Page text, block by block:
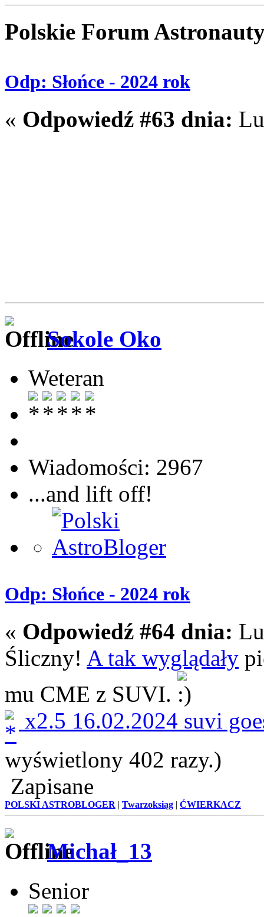
Polskie Forum
Odp: Słońce - 2024 rok
« Odpowiedź #63 dnia:
Sokole Oko
Weteran
Wiadomości: 2967
...and lift off!
Odp: Słońce - 2024 rok
« Odpowiedź #64 dnia:
Śliczny! A tak wyglądały
mu CME z SUVI.
x2.5 16.02.2024 suvi
wyświetlony 402 razy.)
Zapisane
POLSKI ASTROBLOGER | Twarzoksiąg | ĆWIERKACZ
Michał_13
Senior